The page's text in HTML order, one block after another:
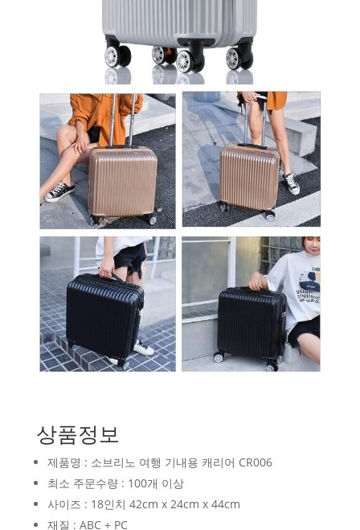
상품정보
제품명 : 소브리노 여행 기내용 캐리어 CR006
최소 주문수량 : 100개 이상
사이즈 : 18인치 42cm x 24cm x 44cm
재질 : ABC + PC